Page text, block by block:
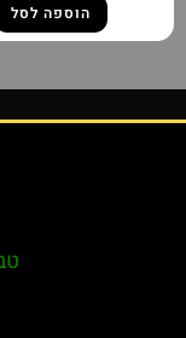
הוספה לסל